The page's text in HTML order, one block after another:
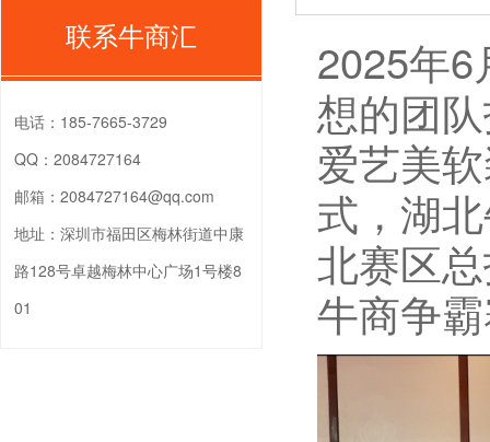
2025年6
想的团
爱艺美
式，湖
北赛区
牛商争
联系牛商汇
电话： 185-7665-3729
QQ： 2084727164
邮箱： 2084727164@qq.com
地址： 深圳市福田区梅林街道中康
路128号卓越梅林中心广场1号楼8
01